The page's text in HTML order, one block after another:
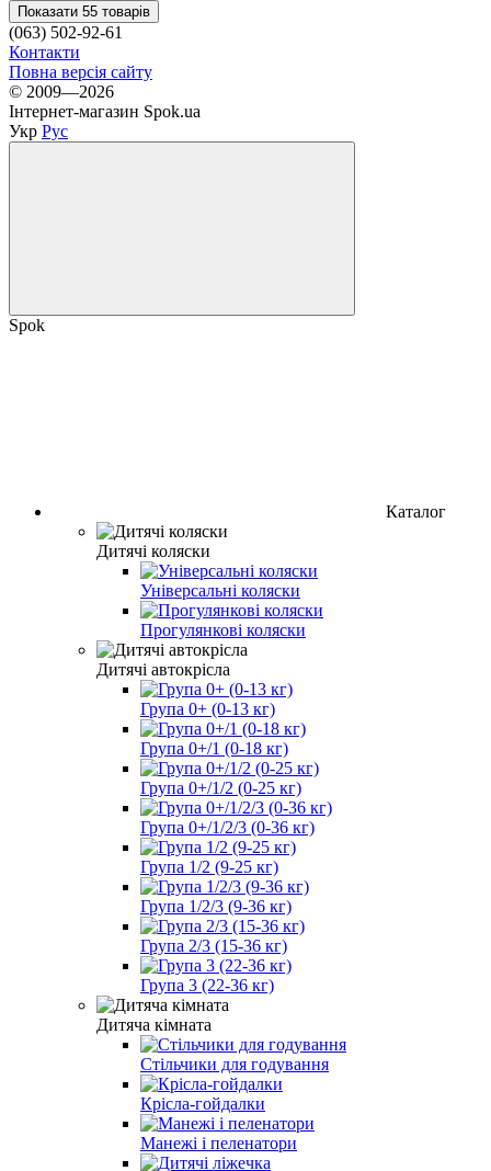
Показати 55 товарів
(063) 502-92-61
Контакти
Повна версія сайту
© 2009—2026
Інтернет-магазин Spok.ua
Укр Рус
Spok
Каталог
Дитячі коляски
Універсальні коляски
Прогулянкові коляски
Дитячі автокрісла
Група 0+ (0-13 кг)
Група 0+/1 (0-18 кг)
Група 0+/1/2 (0-25 кг)
Група 0+/1/2/3 (0-36 кг)
Група 1/2 (9-25 кг)
Група 1/2/3 (9-36 кг)
Група 2/3 (15-36 кг)
Група 3 (22-36 кг)
Дитяча кімната
Стільчики для годування
Крісла-гойдалки
Манежі і пеленатори